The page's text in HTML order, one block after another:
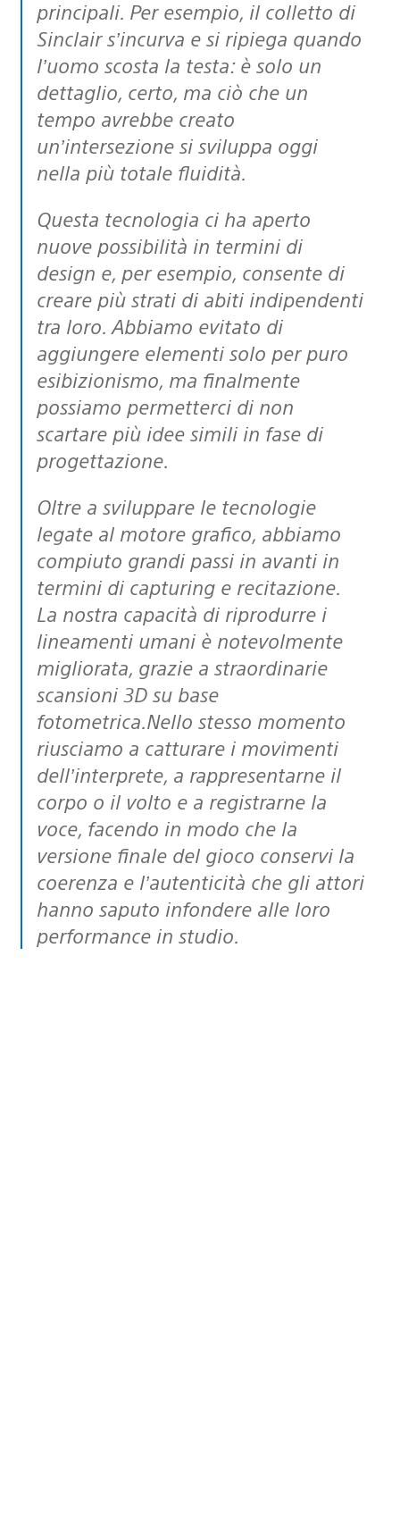
principali. Per esempio, il colletto di
Sinclair s’incurva e si ripiega quando
l’uomo scosta la testa: è solo un
dettaglio, certo, ma ciò che un
tempo avrebbe creato
un’intersezione si sviluppa oggi
nella più totale fluidità.
Questa tecnologia ci ha aperto
nuove possibilità in termini di
design e, per esempio, consente di
creare più strati di abiti indipendenti
tra loro. Abbiamo evitato di
aggiungere elementi solo per puro
esibizionismo, ma finalmente
possiamo permetterci di non
scartare più idee simili in fase di
progettazione.
Oltre a sviluppare le tecnologie
legate al motore grafico, abbiamo
compiuto grandi passi in avanti in
termini di capturing e recitazione.
La nostra capacità di riprodurre i
lineamenti umani è notevolmente
migliorata, grazie a straordinarie
scansioni 3D su base
fotometrica.Nello stesso momento
riusciamo a catturare i movimenti
dell’interprete, a rappresentarne il
corpo o il volto e a registrarne la
voce, facendo in modo che la
versione finale del gioco conservi la
coerenza e l’autenticità che gli attori
hanno saputo infondere alle loro
performance in studio.